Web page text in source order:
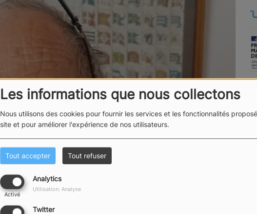
Les informations que nous collectons
Nous utilisons des cookies pour fournir les services et les fonctionnalités
site et pour améliorer l'expérience de nos utilisateurs.
Tout accepter Tout refuser
Analytics
Activé
Utilisation: Analyse
Twitter